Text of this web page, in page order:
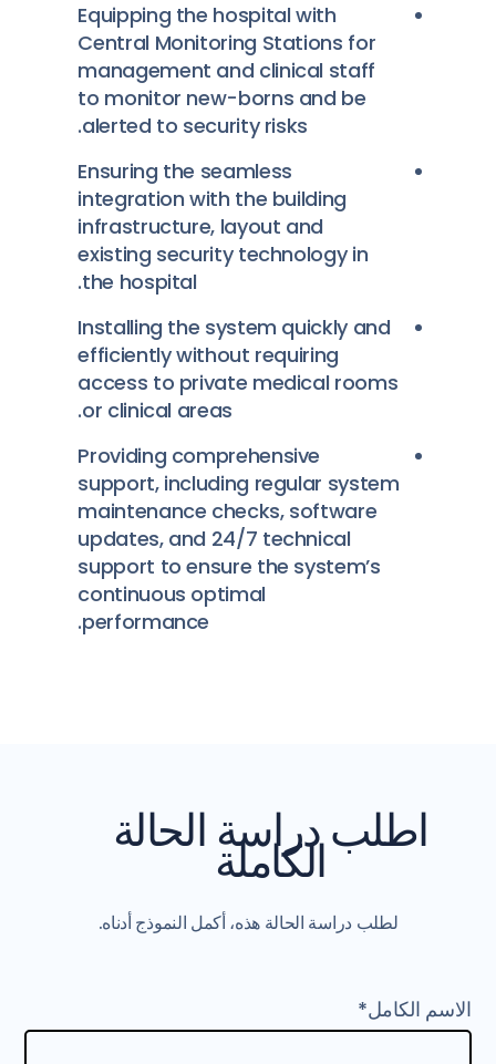
Equipping the hospital with
Central Monitoring Stations for
management and clinical staff
to monitor new-borns and be
alerted to security risks.
Ensuring the seamless
integration with the building
infrastructure, layout and
existing security technology in
the hospital.
Installing the system quickly and
efficiently without requiring
access to private medical rooms
or clinical areas.
Providing comprehensive
support, including regular system
maintenance checks, software
updates, and 24/7 technical
support to ensure the system’s
continuous optimal
performance.
اطلب دراسة الحالة
الكاملة
لطلب دراسة الحالة هذه، أكمل النموذج أدناه.
الاسم الكامل*